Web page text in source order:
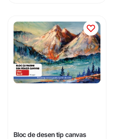
Bloc de desen tip canvas